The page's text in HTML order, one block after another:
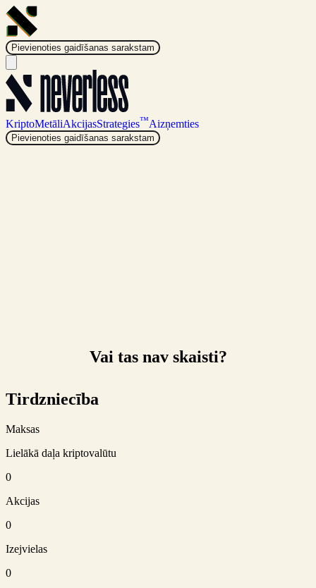
Pievienoties gaidīšanas sarakstam
KriptoMetāliAkcijasStrategies™Aizņemties
Pievienoties gaidīšanas sarakstam
Vai tas nav skaisti?
Tirdzniecība
Maksas
Lielākā daļa kriptovalūtu
0
Akcijas
0
Izejvielas
0